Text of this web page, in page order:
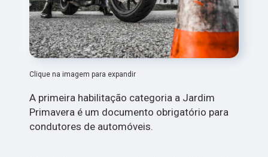
Clique na imagem para expandir
A primeira habilitação categoria a Jardim
Primavera é um documento obrigatório para
condutores de automóveis.